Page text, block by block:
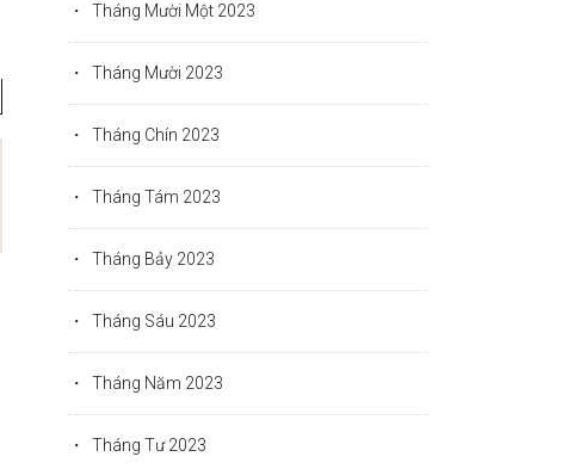
Tháng Mười Một 2023
Tháng Mười 2023
Tháng Chín 2023
Tháng Tám 2023
Tháng Bảy 2023
Tháng Sáu 2023
Tháng Năm 2023
Tháng Tư 2023